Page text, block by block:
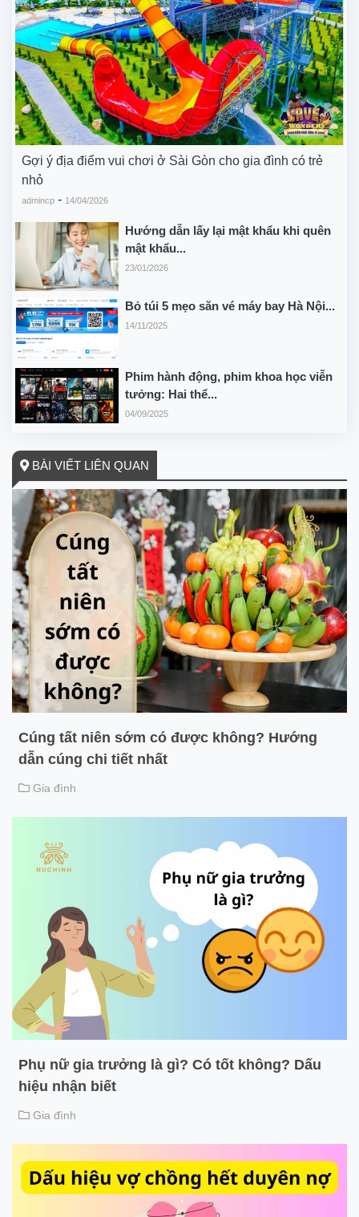
Gợi ý địa điểm vui chơi ở Sài Gòn cho gia đình có trẻ
nhỏ
admincp - 14/04/2026
Hướng dẫn lấy lại mật khẩu khi quên
mật khẩu...
23/01/2026
Bỏ túi 5 mẹo săn vé máy bay Hà Nội...
14/11/2025
Phim hành động, phim khoa học viễn
tưởng: Hai thể...
04/09/2025
BÀI VIẾT LIÊN QUAN
Cúng tất niên sớm có được không? Hướng
dẫn cúng chi tiết nhất
Gia đình
Phụ nữ gia trưởng là gì? Có tốt không? Dấu
hiệu nhận biết
Gia đình